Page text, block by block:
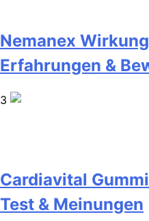
Nemanex Wirkung
Erfahrungen &
3
Cardiavital
Test & Meinungen